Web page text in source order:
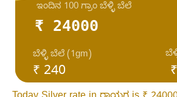
₹ 24000
₹ 240
ಬೆಳ್ಳಿ ಬೆಲೆ (1gm)
ಇಂದಿನ 100 ಗ್ರಾಂ ಬೆಳ್ಳಿ ಬೆಲೆ